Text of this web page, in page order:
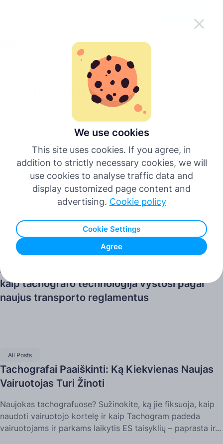
We use cookies
This site uses cookies. If you agree, in
addition to strictly necessary cookies, we will
use cookies to analyse traffic data and
display customized page content and
advertising. Cookie policy
Cookie Settings
Agree
Français
Português
Tachogram blogas
All posts
Kur įdiegti išmanųjį tachografą Europoje:
įgalioti dirbtuvės pagal šalį
All Posts
Nuo skaitmeninių įrašų iki išmaniojo atitikties:
kaip tachografo technologija vystosi pagal
naujus transporto reglamentus
All Posts
Tachografai Paaiškinti: Ką Kiekvienas Naujas
Vairuotojas Turi Žinoti
Naujokas tachografuose? Sužinokite, ką jie fiksuoja, kaip
naudoti vairuotojo kortelę ir kaip Tachogram padeda
vairuotojams ir parkams laikytis ES taisyklių – paprasta ir...